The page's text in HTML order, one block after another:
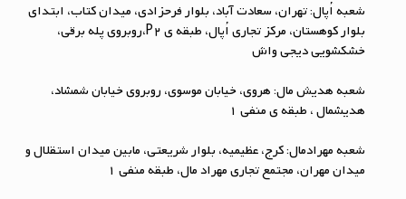
شعبه اُپال: تهران، سعادت آباد، بلوار فرحزادی، میدان کتاب، ابتداي
بلوار کوهستان، مرکز تجاری اُپال، طبقه ی P2،روبروی پله برقی،
خشکشویی دیجی واش
شعبه هدیش مال: هروی، خیابان موسوی، روبروی خیابان شمشاد،
هدیشمال ، طبقه ی منفی 1
شعبه مهرادمال: کرج، عظیمیه، بلوار شریعتی، مابین میدان استقلال و
میدان مهران، مجتمع تجاری مهراد مال، طبقه منفی 1